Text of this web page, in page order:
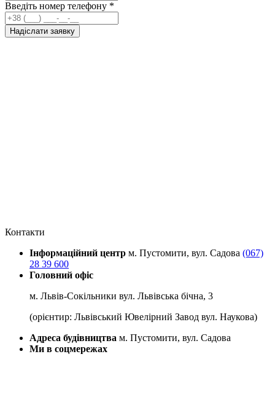
Введіть номер телефону *
Надіслати заявку
Контакти
Інформаційний центр м. Пустомити, вул. Садова (067)
28 39 600
Головний офіс
м. Львів-Сокільники вул. Львівська бічна, 3
(орієнтир: Львівський Ювелірний Завод вул. Наукова)
Адреса будівництва м. Пустомити, вул. Садова
Ми в соцмережах